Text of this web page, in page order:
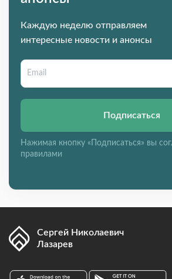
Каждую неделю отправляем
интересные новости и анонсы
Подписаться
Нажимая кнопку «Подписаться» вы
правилами
Сергей Николаевич
Лазарев